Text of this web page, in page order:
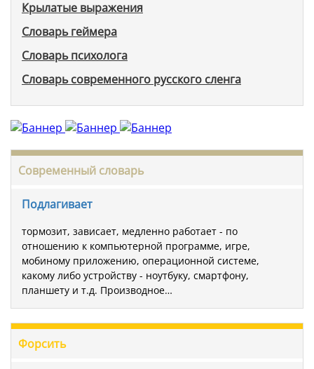
Крылатые выражения
Словарь геймера
Словарь психолога
Словарь современного русского сленга
Современный словарь
Подлагивает
тормозит, зависает, медленно работает - по
отношению к компьютерной программе, игре,
мобиному приложению, операционной системе,
какому либо устройству - ноутбуку, смартфону,
планшету и т.д. Производное…
Форсить